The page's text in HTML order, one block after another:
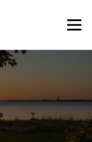
Menu